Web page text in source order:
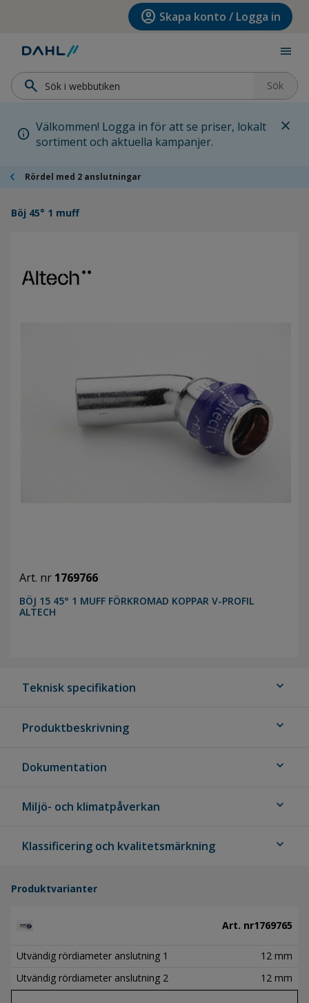
Hoppa till huvudinnehållet account_circle Skapa konto / Logga in
menu
search Sök
info Välkommen! Logga in för att se priser, lokalt
sortiment och aktuella kampanjer.
close
chevron_left Rördel med 2 anslutningar
Böj 45° 1 muff
Art. nr 1769766
BÖJ 15 45° 1 MUFF FÖRKROMAD KOPPAR V-PROFIL
ALTECH
Teknisk specifikation expand_more
Produktbeskrivning expand_more
Dokumentation expand_more
Miljö- och klimatpåverkan expand_more
Klassificering och kvalitetsmärkning expand_more
Produktvarianter
Art. nr1769765
Utvändig rördiameter anslutning 1
12 mm
Utvändig rördiameter anslutning 2
12 mm